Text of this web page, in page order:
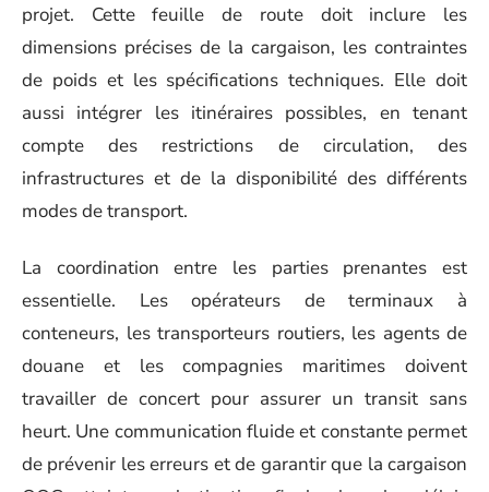
projet. Cette feuille de route doit inclure les
dimensions précises de la cargaison, les contraintes
de poids et les spécifications techniques. Elle doit
aussi intégrer les itinéraires possibles, en tenant
compte des restrictions de circulation, des
infrastructures et de la disponibilité des différents
modes de transport.
La coordination entre les parties prenantes est
essentielle. Les opérateurs de terminaux à
conteneurs, les transporteurs routiers, les agents de
douane et les compagnies maritimes doivent
travailler de concert pour assurer un transit sans
heurt. Une communication fluide et constante permet
de prévenir les erreurs et de garantir que la cargaison